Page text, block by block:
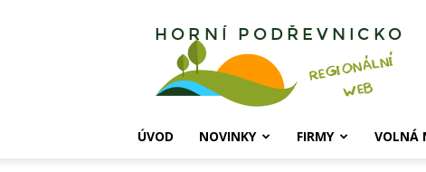
Horní
ÚVOD NOVINKY FIRMY VOLNÁ